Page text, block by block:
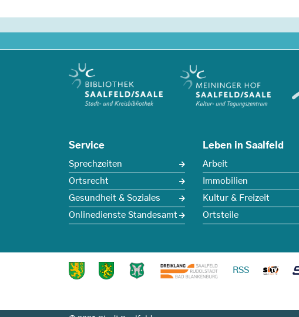
Service
Sprechzeiten
Ortsrecht
Gesundheit & Soziales
Onlinedienste Standesamt
Leben in Saalfeld
Arbeit
Immobilien
Kultur & Freizeit
Ortsteile
RSS